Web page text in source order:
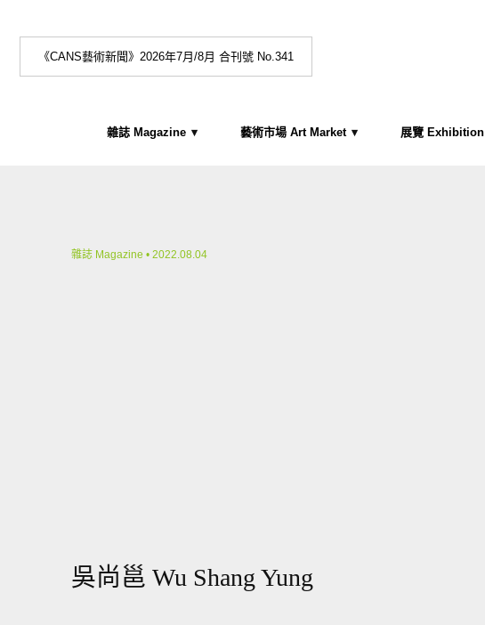
《CANS藝術新聞》2026年7月/8月 合刊號 No.341
雜誌 Magazine 藝術市場 Art Market 展覽 Exhibition
雜誌 Magazine • 2022.08.04
吳尚邕 Wu Shang Yung